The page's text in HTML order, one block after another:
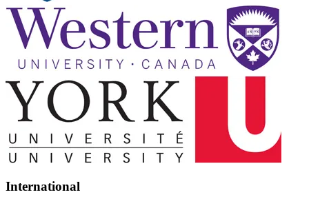
International